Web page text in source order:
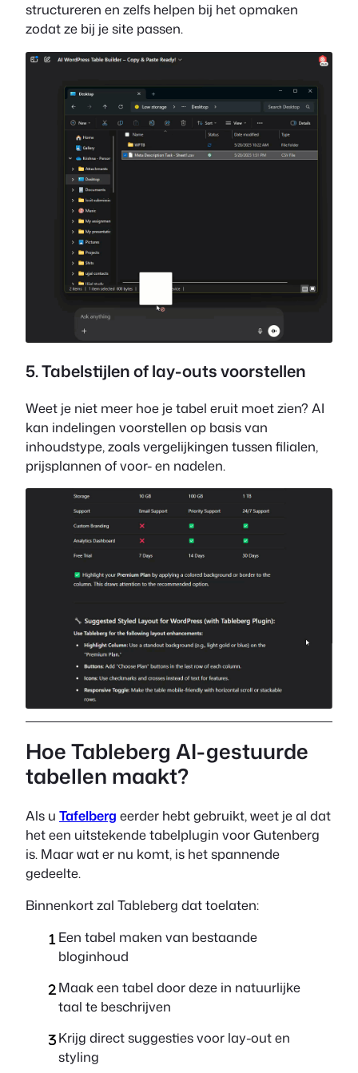
structureren en zelfs helpen bij het opmaken
zodat ze bij je site passen.
5. Tabelstijlen of lay-outs voorstellen
Weet je niet meer hoe je tabel eruit moet zien? AI
kan indelingen voorstellen op basis van
inhoudstype, zoals vergelijkingen tussen filialen,
prijsplannen of voor- en nadelen.
Hoe Tableberg AI-gestuurde
tabellen maakt?
Als u Tafelberg eerder hebt gebruikt, weet je al dat
het een uitstekende tabelplugin voor Gutenberg
is. Maar wat er nu komt, is het spannende
gedeelte.
Binnenkort zal Tableberg dat toelaten:
Een tabel maken van bestaande
bloginhoud
Maak een tabel door deze in natuurlijke
taal te beschrijven
Krijg direct suggesties voor lay-out en
styling